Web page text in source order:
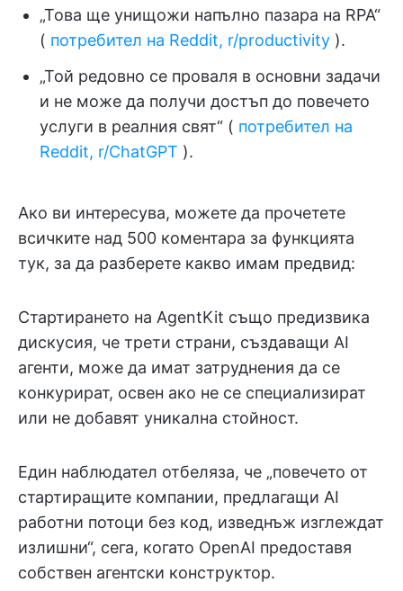
„Това ще унищожи напълно пазара на RPA“
( потребител на Reddit, r/productivity ).
„Той редовно се проваля в основни задачи
и не може да получи достъп до повечето
услуги в реалния свят“ ( потребител на
Reddit, r/ChatGPT ).
Ако ви интересува, можете да прочетете
всичките над 500 коментара за функцията
тук, за да разберете какво имам предвид:
Стартирането на AgentKit също предизвика
дискусия, че трети страни, създаващи AI
агенти, може да имат затруднения да се
конкурират, освен ако не се специализират
или не добавят уникална стойност.
Един наблюдател отбеляза, че „повечето от
стартиращите компании, предлагащи AI
работни потоци без код, изведнъж изглеждат
излишни“, сега, когато OpenAI предоставя
собствен агентски конструктор.